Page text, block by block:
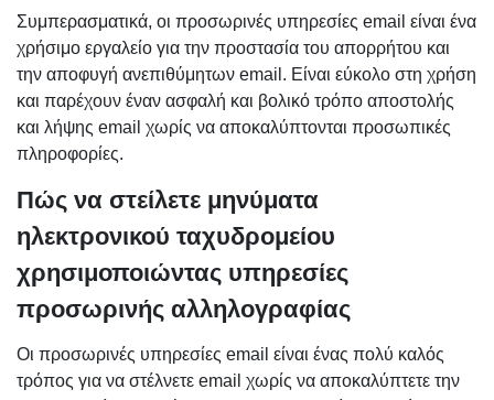
Συμπερασματικά, οι προσωρινές υπηρεσίες email είναι ένα
χρήσιμο εργαλείο για την προστασία του απορρήτου και
την αποφυγή ανεπιθύμητων email. Είναι εύκολο στη χρήση
και παρέχουν έναν ασφαλή και βολικό τρόπο αποστολής
και λήψης email χωρίς να αποκαλύπτονται προσωπικές
πληροφορίες.
Πώς να στείλετε μηνύματα
ηλεκτρονικού ταχυδρομείου
χρησιμοποιώντας υπηρεσίες
προσωρινής αλληλογραφίας
Οι προσωρινές υπηρεσίες email είναι ένας πολύ καλός
τρόπος για να στέλνετε email χωρίς να αποκαλύπτετε την